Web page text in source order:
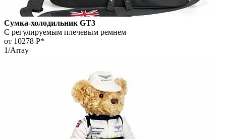
Сумка-холодильник GT3
С регулируемым плечевым ремнем
от 10278 Р*
1/Array